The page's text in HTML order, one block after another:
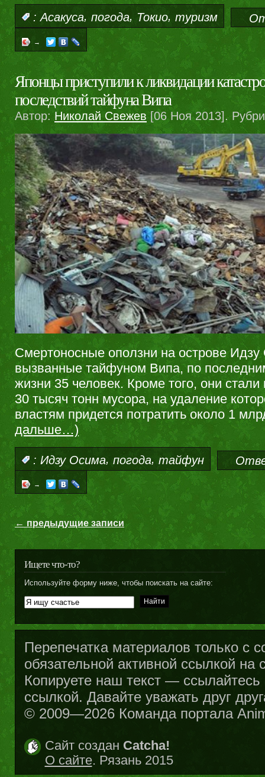
: Асакуса, погода, Токио, туризм
→
Японцы приступили к ликвидации
последствий тайфуна Випа
Автор: Николай Свежев [06 Ноя 2013].
Смертоносные оползни на острове
вызванные тайфуном Випа, по
жизни 35 человек. Кроме того, они стали
30 тысяч тонн мусора, на удаление
властям придется потратить около 1
дальше…)
: Идзу Осима, погода, тайфун
→
← предыдущие записи
Ищете что-то?
Используйте форму ниже, чтобы поискать на сайте:
Перепечатка материалов только с
обязательной активной ссылкой на
Копируете наш текст —
ссылкой. Давайте уважать друг
© 2009—2026 Команда портала
Сайт создан Catcha!
О сайте. Рязань 2015